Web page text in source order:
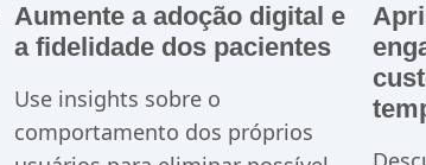
Aumente a adoção digital e
a fidelidade dos pacientes
Use insights sobre o
comportamento dos próprios